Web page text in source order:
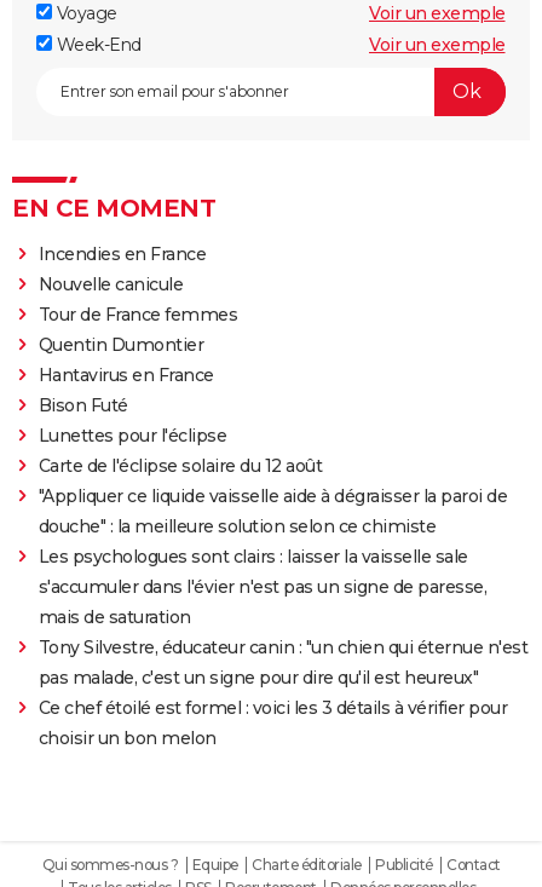
Voyage
Voir un exemple
Week-End
Voir un exemple
EN CE MOMENT
Incendies en France
Nouvelle canicule
Tour de France femmes
Quentin Dumontier
Hantavirus en France
Bison Futé
Lunettes pour l'éclipse
Carte de l'éclipse solaire du 12 août
"Appliquer ce liquide vaisselle aide à dégraisser la paroi de
douche" : la meilleure solution selon ce chimiste
Les psychologues sont clairs : laisser la vaisselle sale
s'accumuler dans l'évier n'est pas un signe de paresse,
mais de saturation
Tony Silvestre, éducateur canin : "un chien qui éternue n'est
pas malade, c'est un signe pour dire qu'il est heureux"
Ce chef étoilé est formel : voici les 3 détails à vérifier pour
choisir un bon melon
Qui sommes-nous ? Equipe Charte éditoriale Publicité
Contact